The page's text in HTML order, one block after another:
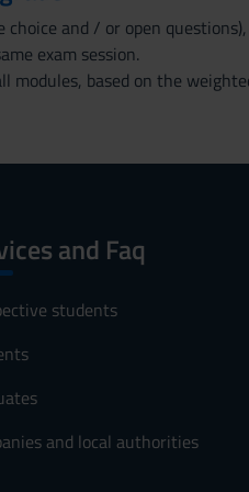
and / or open
exam session.
based on the
and Faq
students
and local authorities